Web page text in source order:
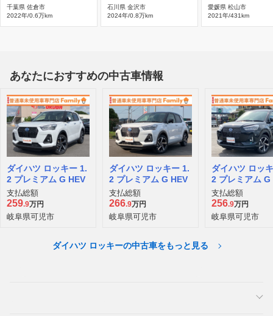
千葉県 佐倉市
2022年/0.6万km
石川県 金沢市
2024年/0.8万km
愛媛県 松山市
2021年/431km
あなたにおすすめの中古車情報
ダイハツ ロッキー 1.
2 プレミアム G HEV
支払総額
259.9万円
岐阜県可児市
ダイハツ ロッキー 1.
2 プレミアム G HEV
支払総額
266.9万円
岐阜県可児市
ダイハツ ロッ
2 プレミアム G
支払総額
256.9万円
岐阜県可児市
ダイハツ ロッキーの中古車をもっと見る